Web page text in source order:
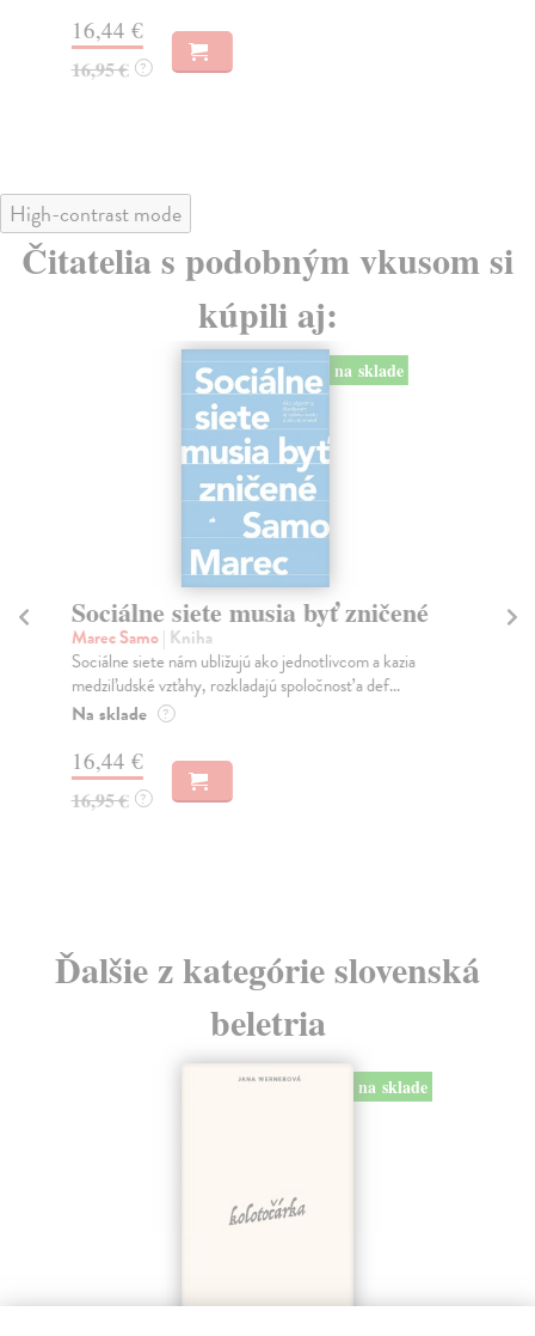
16,44 €
16,95 € ?
High-contrast mode
Čitatelia s podobným vkusom si
kúpili aj:
na sklade
Sociálne siete musia byť zničené
Marec Samo| Kniha
Sociálne siete nám ubližujú ako jednotlivcom a kazia
medziľudské vzťahy, rozkladajú spoločnosť a def...
Na sklade ?
16,44 €
16,95 € ?
Ďalšie z kategórie slovenská
beletria
na sklade